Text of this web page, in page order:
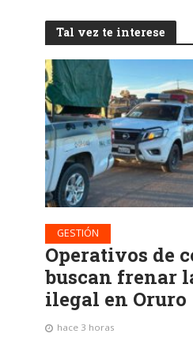
Tal vez te interese
GESTIÓN
Operativos de
buscan frenar
ilegal en Oruro
hace 3 horas